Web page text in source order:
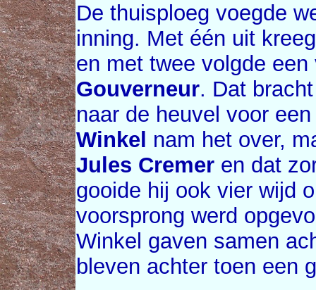
De thuisploeg voegde
inning. Met één uit
en met twee volgde
Gouverneur. Dat
naar de heuvel voor
Winkel nam het over,
Jules Cremeren dat
gooide hij ook vier wijd
voorsprong werd
Winkel gaven samen
bleven achter toen een